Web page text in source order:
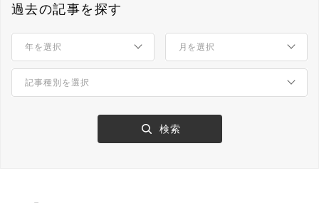
過去の記事を探す